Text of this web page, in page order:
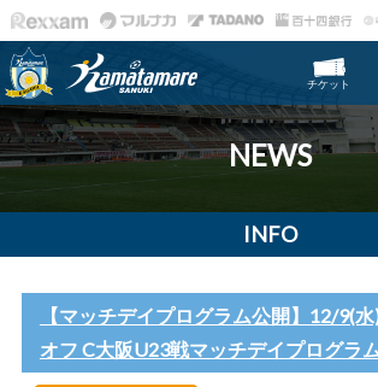
チケット
NEWS
INFO
【マッチデイプログラム公開】12/9(
オフ C大阪U23戦マッチデイプログラ